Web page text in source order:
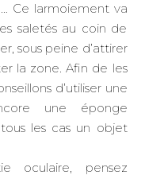
Ce larmoiement va
saletés au coin de
sous peine d’attirer
la zone. Afin de les
d’utiliser une
une éponge
les cas un objet
oculaire, pensez